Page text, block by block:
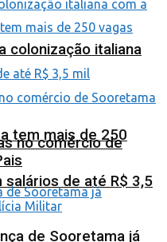
tem mais de 250
de até R$ 3,5
colonização italiana
no comércio de
de Sooretama já